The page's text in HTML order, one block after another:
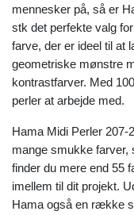
mennesker på, så er
stk det perfekte valg
farve, der er ideel til at
geometriske mønstre
kontrastfarver. Med
perler at arbejde med.
Hama Midi Perler 207-
mange smukke farver,
finder du mere end 55
imellem til dit projekt.
Hama også en række